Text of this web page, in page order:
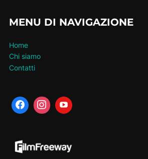
MENU DI NAVIGAZIONE
Home
Chi siamo
Contatti